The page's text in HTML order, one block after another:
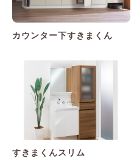
カウンター下すきまくん
すきまくんスリム